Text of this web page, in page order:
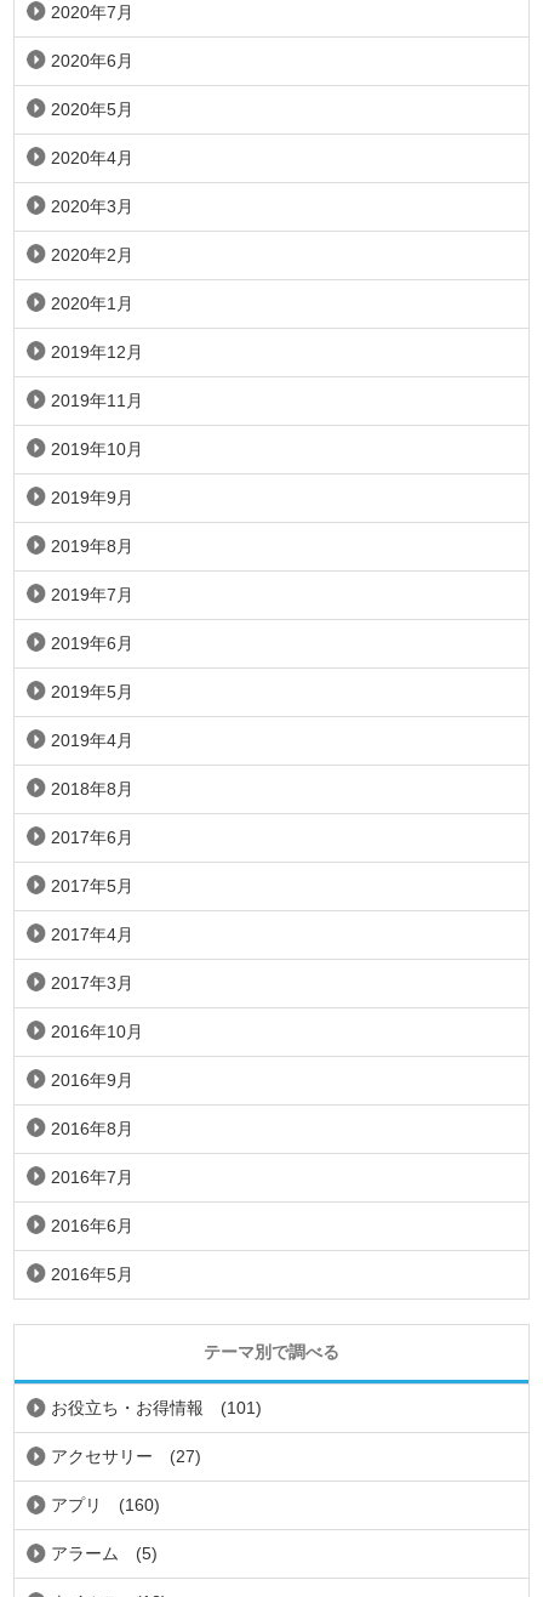
2020年7月
2020年6月
2020年5月
2020年4月
2020年3月
2020年2月
2020年1月
2019年12月
2019年11月
2019年10月
2019年9月
2019年8月
2019年7月
2019年6月
2019年5月
2019年4月
2018年8月
2017年6月
2017年5月
2017年4月
2017年3月
2016年10月
2016年9月
2016年8月
2016年7月
2016年6月
2016年5月
テーマ別で調べる
お役立ち・お得情報 (101)
アクセサリー (27)
アプリ (160)
アラーム (5)